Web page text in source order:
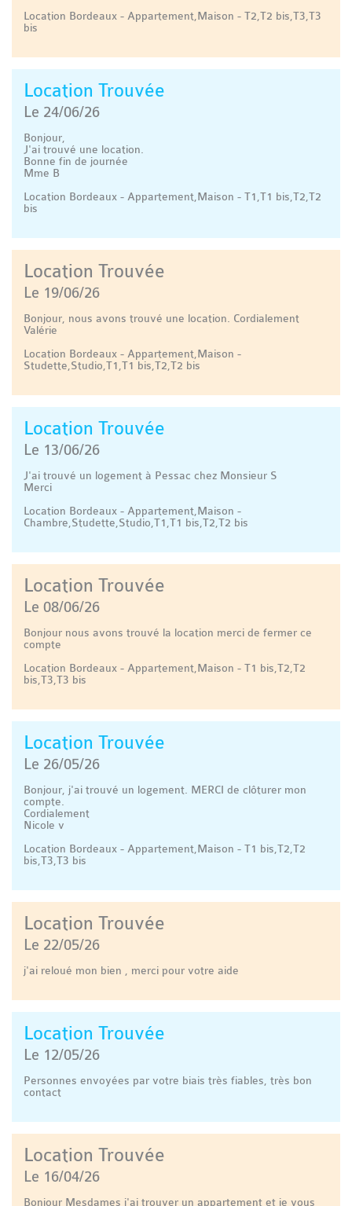
Location Bordeaux - Appartement,Maison - T2,T2 bis,T3,T3
bis
Location Trouvée
Le 24/06/26
Bonjour,
J'ai trouvé une location.
Bonne fin de journée
Mme B
Location Bordeaux - Appartement,Maison - T1,T1 bis,T2,T2
bis
Location Trouvée
Le 19/06/26
Bonjour, nous avons trouvé une location. Cordialement
Valérie
Location Bordeaux - Appartement,Maison -
Studette,Studio,T1,T1 bis,T2,T2 bis
Location Trouvée
Le 13/06/26
J'ai trouvé un logement à Pessac chez Monsieur S
Merci
Location Bordeaux - Appartement,Maison -
Chambre,Studette,Studio,T1,T1 bis,T2,T2 bis
Location Trouvée
Le 08/06/26
Bonjour nous avons trouvé la location merci de fermer ce
compte
Location Bordeaux - Appartement,Maison - T1 bis,T2,T2
bis,T3,T3 bis
Location Trouvée
Le 26/05/26
Bonjour, j'ai trouvé un logement. MERCI de clôturer mon
compte.
Cordialement
Nicole v
Location Bordeaux - Appartement,Maison - T1 bis,T2,T2
bis,T3,T3 bis
Location Trouvée
Le 22/05/26
j'ai reloué mon bien , merci pour votre aide
Location Trouvée
Le 12/05/26
Personnes envoyées par votre biais très fiables, très bon
contact
Location Trouvée
Le 16/04/26
Bonjour Mesdames j'ai trouver un appartement et je vous